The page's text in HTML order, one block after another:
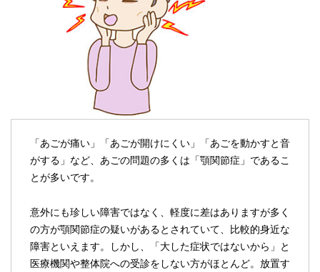
「あごが痛い」「あごが開けにくい」「あごを動かすと音
がする」など、あごの問題の多くは「顎関節症」であるこ
とが多いです。
意外にも珍しい障害ではなく、軽度に差はありますが多く
の方が顎関節症の疑いがあるとされていて、比較的身近な
障害といえます。しかし、「大した症状ではないから」と
医療機関や整体院への受診をしない方がほとんど。放置す